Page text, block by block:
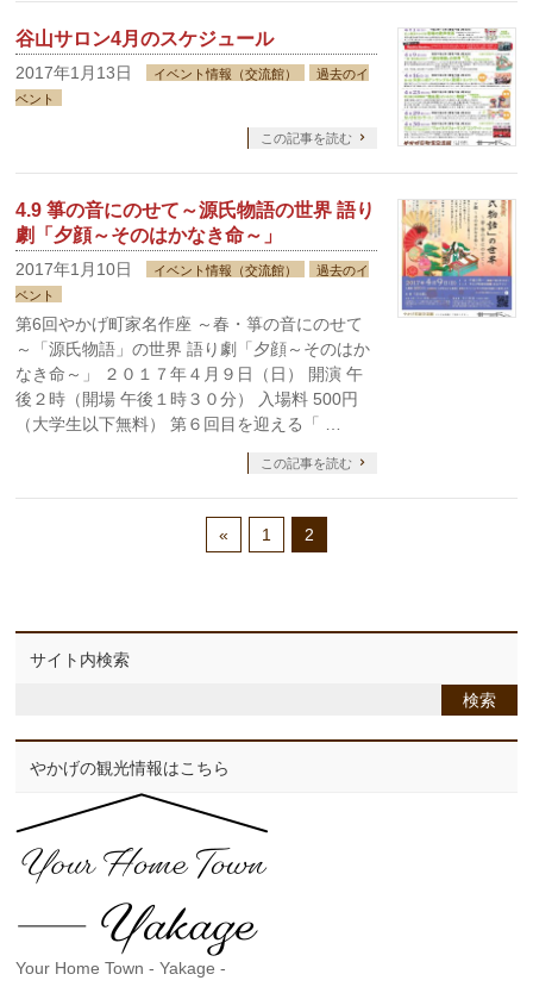
谷山サロン4月のスケジュール
2017年1月13日 イベント情報（交流館）
過去のイ
ベント
この記事を読む
4.9 箏の音にのせて～源氏物語の世界 語り
劇「夕顔～そのはかなき命～」
2017年1月10日 イベント情報（交流館）
過去のイ
ベント
第6回やかげ町家名作座 ～春・箏の音にのせて
～「源氏物語」の世界 語り劇「夕顔～そのはか
なき命～」 ２０１７年４月９日（日） 開演 午
後２時（開場 午後１時３０分） 入場料 500円
（大学生以下無料） 第６回目を迎える「 …
この記事を読む
« 1 2
サイト内検索
やかげの観光情報はこちら
Your Home Town - Yakage -